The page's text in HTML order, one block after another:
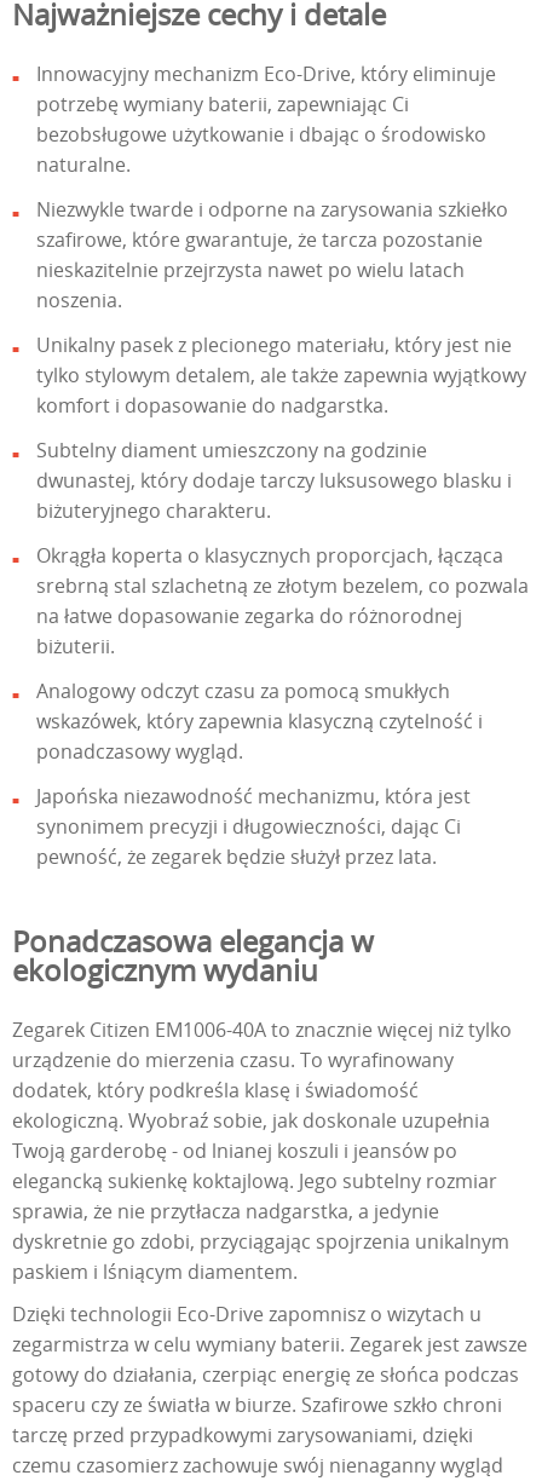
Najważniejsze cechy i detale
Innowacyjny mechanizm Eco-Drive, który eliminuje
potrzebę wymiany baterii, zapewniając Ci
bezobsługowe użytkowanie i dbając o środowisko
naturalne.
Niezwykle twarde i odporne na zarysowania szkiełko
szafirowe, które gwarantuje, że tarcza pozostanie
nieskazitelnie przejrzysta nawet po wielu latach
noszenia.
Unikalny pasek z plecionego materiału, który jest nie
tylko stylowym detalem, ale także zapewnia wyjątkowy
komfort i dopasowanie do nadgarstka.
Subtelny diament umieszczony na godzinie
dwunastej, który dodaje tarczy luksusowego blasku i
biżuteryjnego charakteru.
Okrągła koperta o klasycznych proporcjach, łącząca
srebrną stal szlachetną ze złotym bezelem, co pozwala
na łatwe dopasowanie zegarka do różnorodnej
biżuterii.
Analogowy odczyt czasu za pomocą smukłych
wskazówek, który zapewnia klasyczną czytelność i
ponadczasowy wygląd.
Japońska niezawodność mechanizmu, która jest
synonimem precyzji i długowieczności, dając Ci
pewność, że zegarek będzie służył przez lata.
Ponadczasowa elegancja w
ekologicznym wydaniu
Zegarek Citizen EM1006-40A to znacznie więcej niż tylko
urządzenie do mierzenia czasu. To wyrafinowany
dodatek, który podkreśla klasę i świadomość
ekologiczną. Wyobraź sobie, jak doskonale uzupełnia
Twoją garderobę - od lnianej koszuli i jeansów po
elegancką sukienkę koktajlową. Jego subtelny rozmiar
sprawia, że nie przytłacza nadgarstka, a jedynie
dyskretnie go zdobi, przyciągając spojrzenia unikalnym
paskiem i lśniącym diamentem.
Dzięki technologii Eco-Drive zapomnisz o wizytach u
zegarmistrza w celu wymiany baterii. Zegarek jest zawsze
gotowy do działania, czerpiąc energię ze słońca podczas
spaceru czy ze światła w biurze. Szafirowe szkło chroni
tarczę przed przypadkowymi zarysowaniami, dzięki
czemu czasomierz zachowuje swój nienaganny wygląd